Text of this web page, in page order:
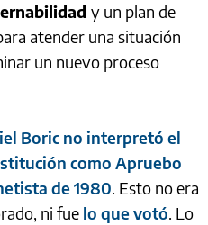
y un plan de
atender una situación
un nuevo proceso
Boric no interpretó el
como Apruebo
de 1980. Esto no era
ni fue lo que votó. Lo